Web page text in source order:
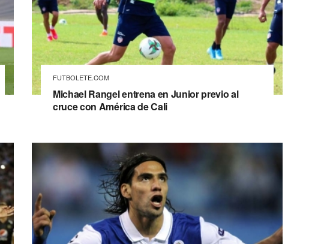
FUTBOLETE.COM
Michael Rangel entrena en Junior previo al
cruce con América de Cali